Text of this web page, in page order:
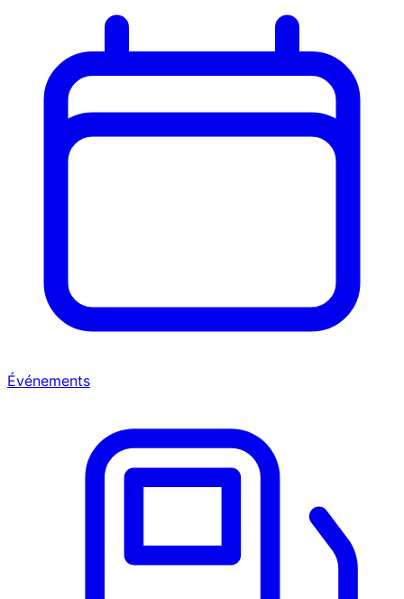
Événements